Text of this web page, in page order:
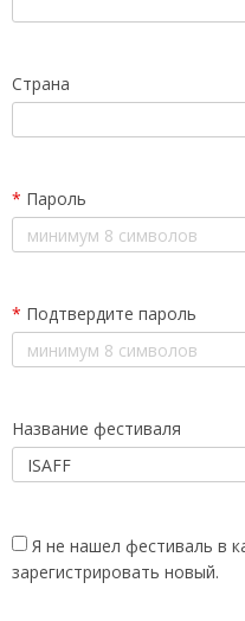
Страна
* Пароль
* Подтвердите пароль
Название фестиваля
Я не нашел фестиваль в
зарегистрировать новый.